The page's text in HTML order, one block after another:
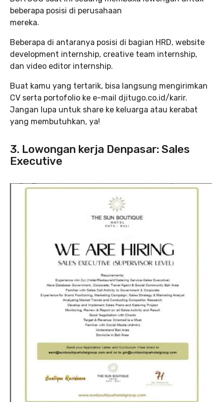
beberapa posisi di perusahaan
mereka.
Beberapa di antaranya posisi di bagian HRD, website
development internship, creative team internship,
dan video editor internship.
Buat kamu yang tertarik, bisa langsung mengirimkan
CV serta portofolio ke e-mail djitugo.co.id/karir.
Jangan lupa untuk share ke keluarga atau kerabat
yang membutuhkan, ya!
3. Lowongan kerja Denpasar: Sales
Executive